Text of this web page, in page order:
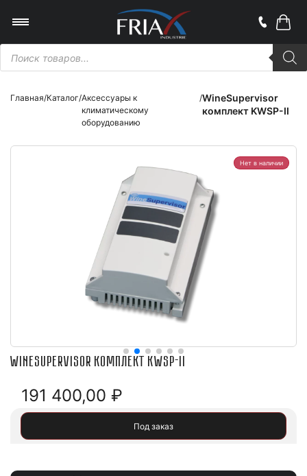
Поиск
товаров
Главная/Каталог/Аксессуары к
климатическому
оборудованию
/WineSupervisor
комплект KWSP-II
Нет в наличии
WineSupervisor комплект KWSP-II
191 400,00 ₽
Под заказ